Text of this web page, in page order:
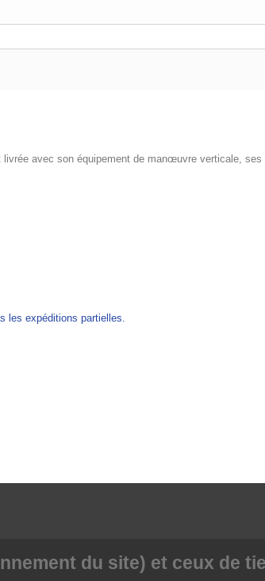
avec son équipement de manœuvre verticale, ses
les expéditions partielles.
du site) et ceux de